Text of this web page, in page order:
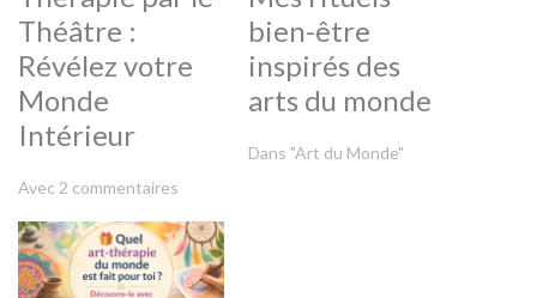
Théâtre :
Révélez votre
Monde
Intérieur
Avec 2 commentaires
bien-être
inspirés des
arts du monde
Dans "Art du Monde"